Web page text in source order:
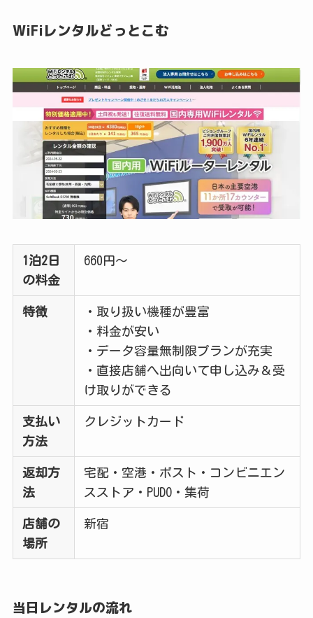
WiFiレンタルどっとこむ
1泊2日
の料金
660円～
特徴
・取り扱い機種が豊富
・料金が安い
・データ容量無制限プランが充実
・直接店舗へ出向いて申し込み＆受
け取りができる
支払い
方法
クレジットカード
返却方
法
宅配・空港・ポスト・コンビニエン
スストア・PUDO・集荷
店舗の
場所
新宿
当日レンタルの流れ